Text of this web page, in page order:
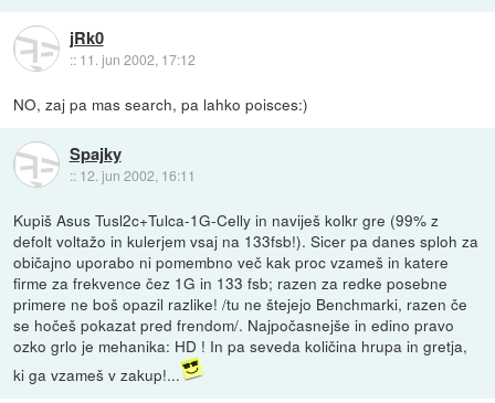
jRk0
:: 11. jun 2002, 17:12
NO, zaj pa mas search, pa lahko poisces:)
Spajky
:: 12. jun 2002, 16:11
Kupiš Asus Tusl2c+Tulca-1G-Celly in naviješ kolkr gre (99% z
defolt voltažo in kulerjem vsaj na 133fsb!). Sicer pa danes sploh za
običajno uporabo ni pomembno več kak proc vzameš in katere
firme za frekvence čez 1G in 133 fsb; razen za redke posebne
primere ne boš opazil razlike! /tu ne štejejo Benchmarki, razen če
se hočeš pokazat pred frendom/. Najpočasnejše in edino pravo
ozko grlo je mehanika: HD ! In pa seveda količina hrupa in gretja,
ki ga vzameš v zakup!...